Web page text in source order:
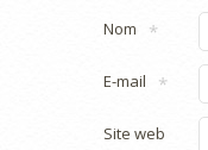
Nom *
E-mail *
Site web